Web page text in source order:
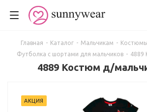
Главная - Каталог - Мальчикам -
Футболка с шортами для мальчиков - 4889
4889 Костюм д/
АКЦИЯ